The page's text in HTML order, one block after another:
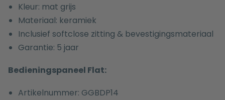
Kleur: mat grijs
Materiaal: keramiek
Inclusief softclose zitting & bevestigingsmateriaal
Garantie: 5 jaar
Bedieningspaneel Flat:
Artikelnummer: GGBDP14